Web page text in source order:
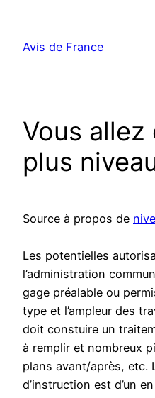
contenu
Avis de France
Vous allez
plus
Source à propos de
Les potentielles
l’administration
gage préalable ou
type et l’ampleur des
doit constuire un
à remplir et nombreux
plans avant/après, etc.
d’instruction est d’un